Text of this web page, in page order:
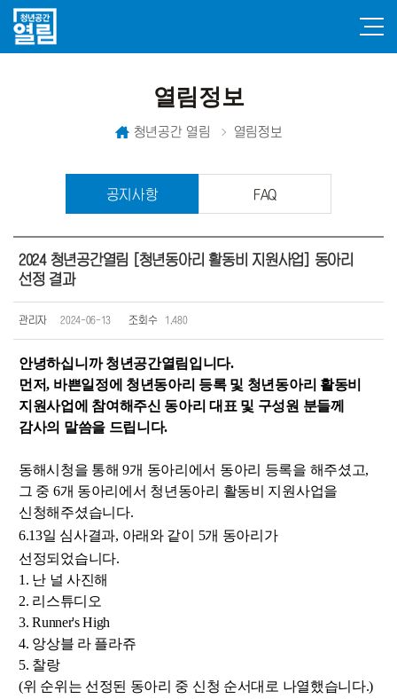
열림정보
청년공간 열림 열림정보
공지사항 FAQ
2024 청년공간열림 [청년동아리 활동비 지원사업] 동아리
선정 결과
관리자 2024-06-13 조회수 1,480
안녕하십니까 청년공간열림입니다.
먼저, 바쁜일정에 청년동아리 등록 및 청년동아리 활동비
지원사업에 참여해주신 동아리 대표 및 구성원 분들께
감사의 말씀을 드립니다.
동해시청을 통해 9개 동아리에서 동아리 등록을 해주셨고,
그 중 6개 동아리에서 청년동아리 활동비 지원사업을
신청해주셨습니다.
6.13일 심사결과, 아래와 같이 5개 동아리가
선정되었습니다.
1. 난 널 사진해
2. 리스튜디오
3. Runner's High
4. 앙상블 라 플라쥬
5. 찰랑
(위 순위는 선정된 동아리 중 신청 순서대로 나열했습니다.)